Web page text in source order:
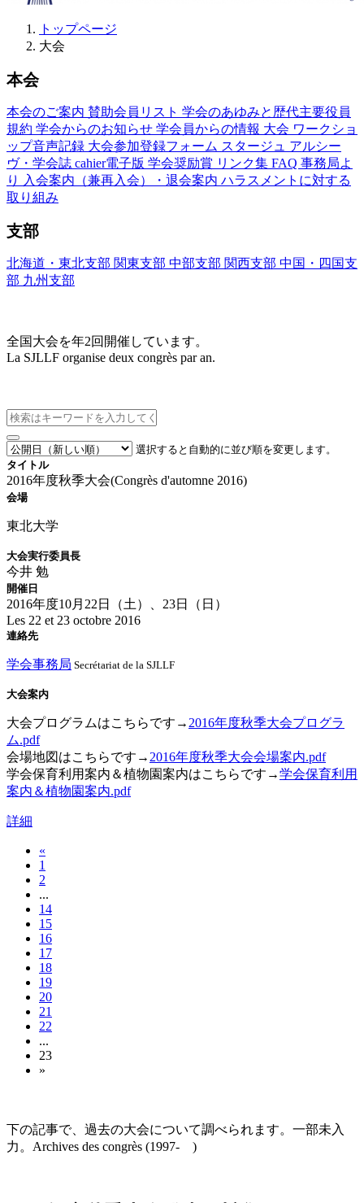
トップページ
大会
本会
本会のご案内 賛助会員リスト 学会のあゆみと歴代主要役員
規約 学会からのお知らせ 学会員からの情報 大会 ワークショ
ップ音声記録 大会参加登録フォーム スタージュ アルシー
ヴ・学会誌 cahier電子版 学会奨励賞 リンク集 FAQ 事務局よ
り
入会案内（兼再入会）・退会案内 ハラスメントに対する
取り組み
支部
北海道・東北支部 関東支部 中部支部 関西支部 中国・四国支
部 九州支部
全国大会を年2回開催しています。
La SJLLF organise deux congrès par an.
選択すると自動的に並び順を変更します。
タイトル
2016年度秋季大会(Congrès d'automne 2016)
会場
東北大学
大会実行委員長
今井 勉
開催日
2016年度10月22日（土）、23日（日）
Les 22 et 23 octobre 2016
連絡先
学会事務局 Secrétariat de la SJLLF
大会案内
大会プログラムはこちらです→ 2016年度秋季大会プログラ
ム.pdf
会場地図はこちらです→ 2016年度秋季大会会場案内.pdf
学会保育利用案内＆植物園案内はこちらです→学会保育利用
案内＆植物園案内.pdf
詳細
«
1
2
...
14
15
16
17
18
19
20
21
22
...
23
»
下の記事で、過去の大会について調べられます。一部未入
力。Archives des congrès (1997- )